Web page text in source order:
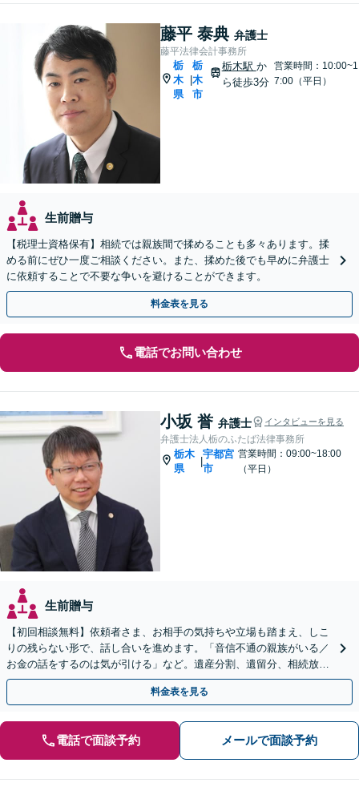
藤平 泰典 弁護士
藤平法律会計事務所
栃
木
県
栃
木
市
栃木駅 か
ら徒歩3分
営業時間：10:00~1
7:00（平日）
生前贈与
【税理士資格保有】相続では親族間で揉めることも多々あります。揉
める前にぜひ一度ご相談ください。また、揉めた後でも早めに弁護士
に依頼することで不要な争いを避けることができます。
料金表を見る
電話でお問い合わせ
小坂 誉 弁護士 インタビューを見る
弁護士法人栃のふたば法律事務所
栃木
県
|
宇都宮
市
営業時間：09:00~18:00
（平日）
生前贈与
【初回相談無料】依頼者さま、お相手の気持ちや立場も踏まえ、しこ
りの残らない形で、話し合いを進めます。「音信不通の親族がいる／
お金の話をするのは気が引ける」など。遺産分割、遺留分、相続放
棄、使い込みなど、お気軽にご相談ください【完全個室】
料金表を見る
電話で面談予約 メールで面談予約